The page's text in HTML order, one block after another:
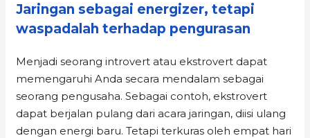
Jaringan sebagai energizer, tetapi
waspadalah terhadap pengurasan
Menjadi seorang introvert atau ekstrovert dapat
memengaruhi Anda secara mendalam sebagai
seorang pengusaha. Sebagai contoh, ekstrovert
dapat berjalan pulang dari acara jaringan, diisi ulang
dengan energi baru. Tetapi terkuras oleh empat hari